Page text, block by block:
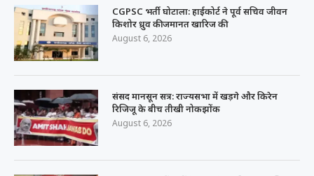
CGPSC भर्ती घोटाला: हाईकोर्ट ने पूर्व सचिव जीवन
किशोर ध्रुव की जमानत खारिज की
August 6, 2026
संसद मानसून सत्र: राज्यसभा में खड़गे और किरेन
रिजिजू के बीच तीखी नोकझोंक
August 6, 2026